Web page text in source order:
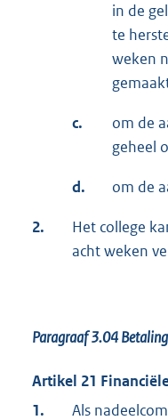
in de
te
weken
c.
om de
geheel
d. om de
2.
Het college
acht weken
Paragraaf 3.04
Artikel 21
1.
Als